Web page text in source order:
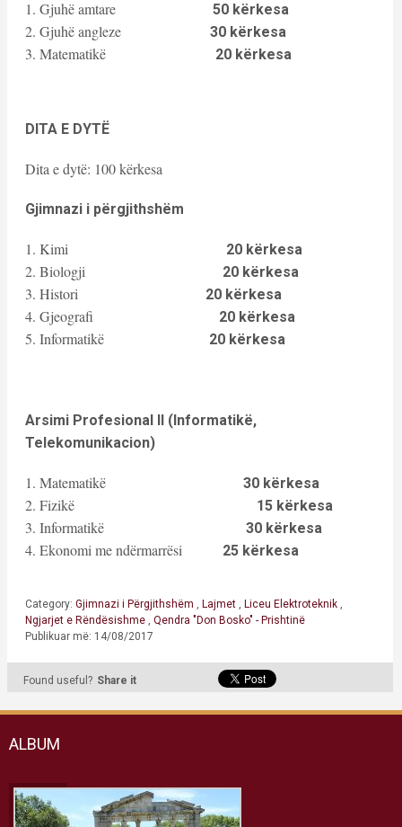
1. Gjuhë amtare 50 kërkesa
2. Gjuhë angleze 30 kërkesa
3. Matematikë 20 kërkesa
DITA E DYTË
Dita e dytë: 100 kërkesa
Gjimnazi i përgjithshëm
1. Kimi 20 kërkesa
2. Biologji 20 kërkesa
3. Histori 20 kërkesa
4. Gjeografi 20 kërkesa
5. Informatikë 20 kërkesa
Arsimi Profesional II (Informatikë,
Telekomunikacion)
1. Matematikë 30 kërkesa
2. Fizikë 15 kërkesa
3. Informatikë 30 kërkesa
4. Ekonomi me ndërmarrësi 25 kërkesa
Category: Gjimnazi i Përgjithshëm Lajmet Liceu Elektroteknik
Ngjarjet e Rëndësishme
Qendra "Don Bosko" - Prishtinë
Publikuar më: 14/08/2017
Found useful? Share it
ALBUM